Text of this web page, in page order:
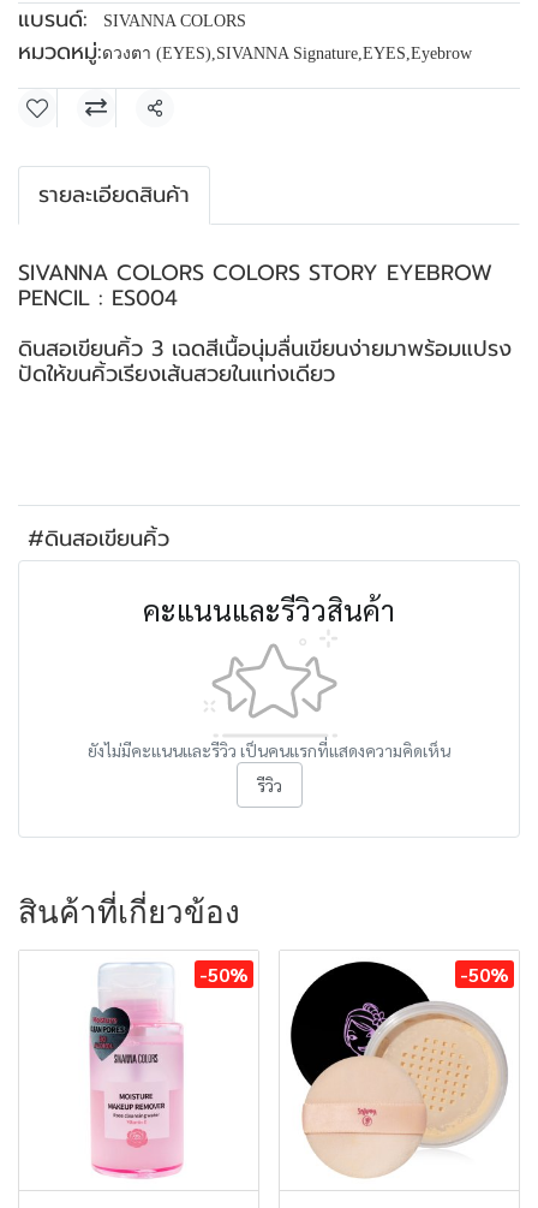
แบรนด์:
SIVANNA COLORS
หมวดหมู่:ดวงตา (EYES),SIVANNA Signature,EYES,Eyebrow
แชร์
รายละเอียดสินค้า
SIVANNA COLORS COLORS STORY EYEBROW
PENCIL : ES004
ดินสอเขียนคิ้ว 3 เฉดสีเนื้อนุ่มลื่นเขียนง่ายมาพร้อมแปรง
ปัดให้ขนคิ้วเรียงเส้นสวยในแท่งเดียว
#ดินสอเขียนคิ้ว
คะแนนและรีวิวสินค้า
ยังไม่มีคะแนนและรีวิว เป็นคนแรกที่แสดงความคิดเห็น
รีวิว
สินค้าที่เกี่ยวข้อง
-50% -50%